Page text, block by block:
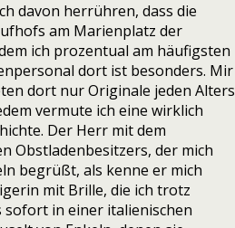
davon herrühren, dass die
am Marienplatz der
ich prozentual am häufigsten
dort ist besonders. Mir
dort nur Originale jeden Alters
vermute ich eine wirklich
Der Herr mit dem
Obstladenbesitzers, der mich
begrüßt, als kenne er mich
mit Brille, die ich trotz
in einer italienischen